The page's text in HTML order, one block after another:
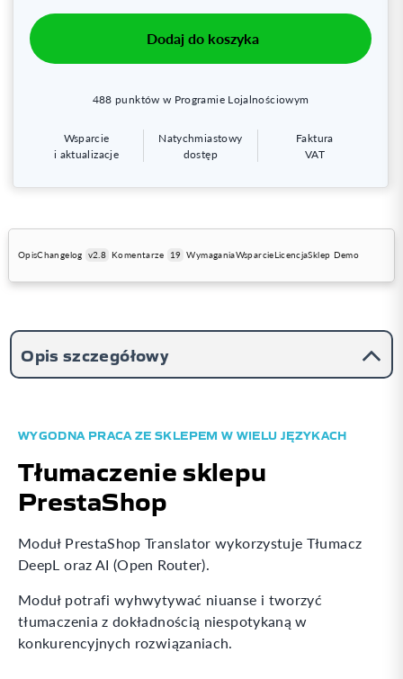
Dodaj do koszyka
488 punktów w Programie Lojalnościowym
Wsparcie
i aktualizacje
Natychmiastowy
dostęp
Faktura
VAT
OpisChangelog v2.8 Komentarze 19 WymaganiaWsparcieLicencjaSklep Demo
Opis szczegółowy
Tłumaczenie sklepu
PrestaShop
WYGODNA PRACA ZE SKLEPEM W WIELU JĘZYKACH
Moduł PrestaShop Translator wykorzystuje Tłumacz
DeepL oraz AI (Open Router).
Moduł potrafi wyhwytywać niuanse i tworzyć
tłumaczenia z dokładnością niespotykaną w
konkurencyjnych rozwiązaniach.